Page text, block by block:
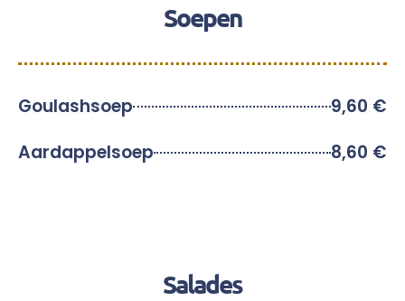
Soepen
Goulashsoep
9,60 €
Aardappelsoep
8,60 €
Salades